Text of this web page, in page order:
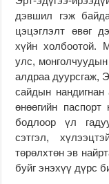
дэвшил гэж
цэцэглэлт өвөг
хүйн холбоотой.
улс,
алдраа дуурсгаж,
сайдын нандигнан
өнөөгийн
бодлоор үл
сэтгэл,
төрөлхтөн эв
буйг энэхүү дүрс